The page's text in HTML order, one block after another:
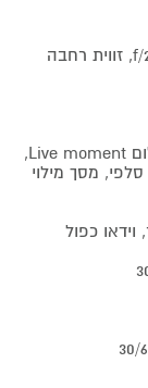
חיישן 32MP בגודל 1/3.42" עם מפתח צמצם f/2.2, זווית רחבה
תוכניות צילום סטילס מובנות: צילום HDR, צילום Live moment,
מסך מילוי
וידאו כפול